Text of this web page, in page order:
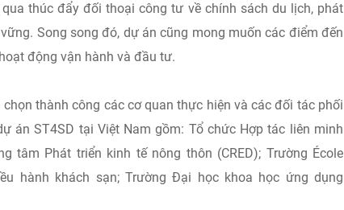
thúc đẩy đối thoại công tư về chính sách du lịch, phát
Song song đó, dự án cũng mong muốn các điểm đến
động vận hành và đầu tư.
thành công các cơ quan thực hiện và các đối tác phối
án ST4SD tại Việt Nam gồm: Tổ chức Hợp tác liên minh
tâm Phát triển kinh tế nông thôn (CRED); Trường École
hành khách sạn; Trường Đại học khoa học ứng dụng